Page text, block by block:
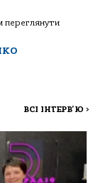
переглянути
ВСІ ІНТЕРВ'Ю >